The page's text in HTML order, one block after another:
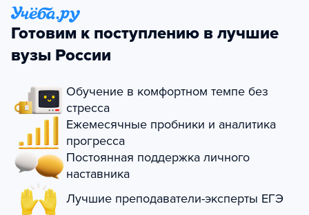
Готовим к поступлению в лучшие
вузы России
Обучение в комфортном темпе без
стресса
Ежемесячные пробники и аналитика
прогресса
Постоянная поддержка личного
наставника
Лучшие преподаватели-эксперты ЕГЭ